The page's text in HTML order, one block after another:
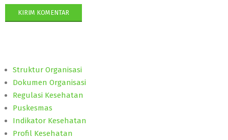
Struktur Organisasi
Dokumen Organisasi
Regulasi Kesehatan
Puskesmas
Indikator Kesehatan
Profil Kesehatan